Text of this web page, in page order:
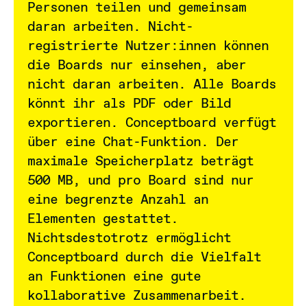
Personen teilen und gemeinsam
daran arbeiten. Nicht-
registrierte Nutzer:innen können
die Boards nur einsehen, aber
nicht daran arbeiten. Alle Boards
könnt ihr als PDF oder Bild
exportieren. Conceptboard verfügt
über eine Chat-Funktion. Der
maximale Speicherplatz beträgt
500 MB, und pro Board sind nur
eine begrenzte Anzahl an
Elementen gestattet.
Nichtsdestotrotz ermöglicht
Conceptboard durch die Vielfalt
an Funktionen eine gute
kollaborative Zusammenarbeit.